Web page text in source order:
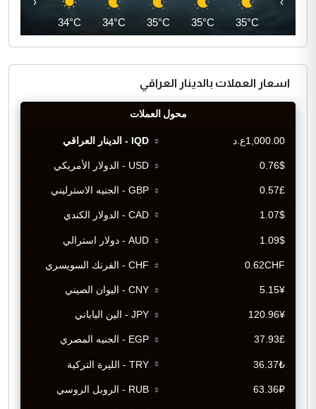
35°C
35°C
35°C
34°C
34°C
اسعار العملات بالدينار العراقي